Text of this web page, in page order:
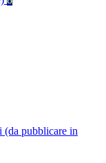
pubblicare in